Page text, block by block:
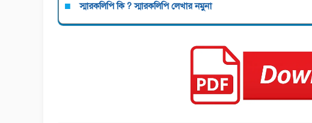
স্মারকলিপি কি ? স্মারকলিপি লেখার নমুনা